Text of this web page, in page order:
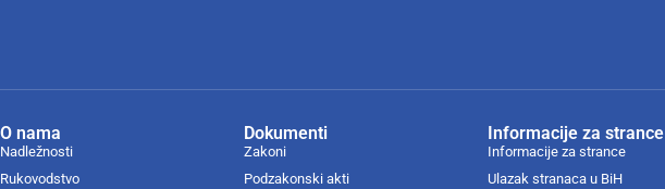
O nama
Nadležnosti
Rukovodstvo
Dokumenti
Zakoni
Podzakonski akti
Informacije za strance
Informacije za strance
Ulazak stranaca u BiH